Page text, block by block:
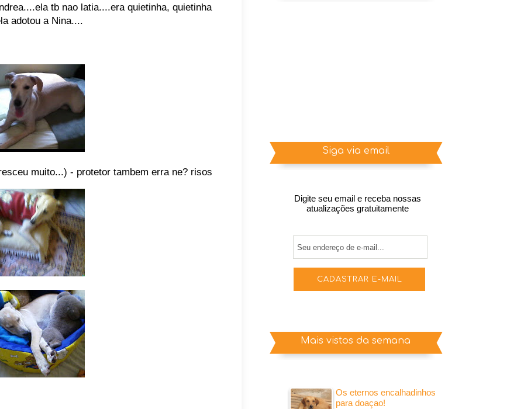
tb nao latia....era quietinha, quietinha
adotou a Nina....
muito...) - protetor tambem erra ne? risos
Siga via email
Digite seu email e receba nossas
atualizações gratuitamente
Mais vistos da semana
Os eternos encalhadinhos
para doaçao!